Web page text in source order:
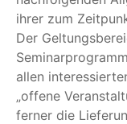
ihrer zum
Der
allen
„offene
ferner die